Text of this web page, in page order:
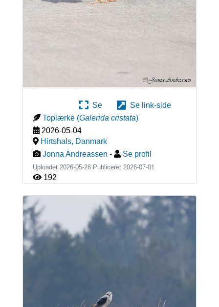
Se
Se link-side
Toplærke (Galerida cristata)
2026-05-04
Hirtshals, Danmark
Jonna Andreassen - Se profil
Uploadet 2026-05-26 Publiceret 2026-07-01
192